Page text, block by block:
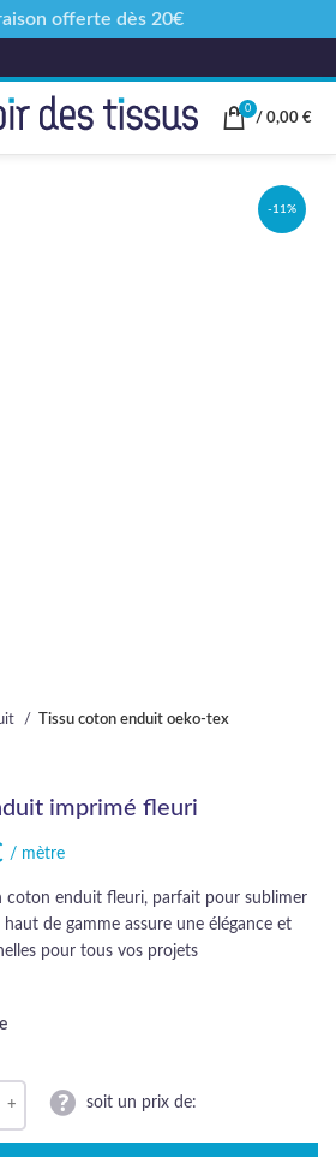
0
/ 0,00 €
-11%
Tissu coton enduit oeko-tex
imprimé fleuri
€./ mètre
coton enduit fleuri, parfait pour sublimer
de gamme assure une élégance et
pour tous vos projets
soit un prix de:
offerte dès 20€